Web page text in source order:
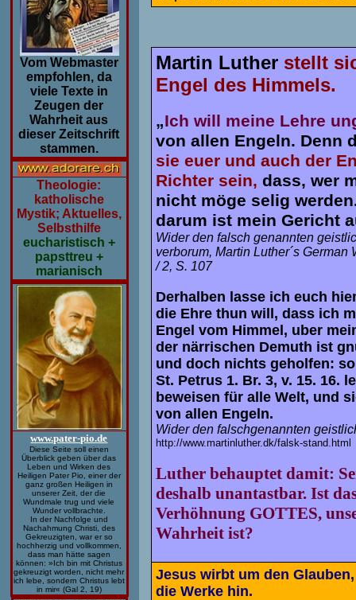
Vom Webmaster
empfohlen, da
viele Texte in
Zeugen der
Wahrheit aus
dieser Zeitschrift
stammen.
Theologie:
katholische
Mystik; Aktuelles,
Selbsthilfe
eucharistisch +
papsttreu +
marianisch
www.pater-pio.de
Diese Seite soll einen
Überblick geben über das
Leben und Wirken des
Heiligen Pater Pio, einer der
ganz großen Heiligen in
unserer Zeit, der die
Wundmale trug und viele
Wunder vollbrachte.
In der Nachfolge und
Nachahmung Christi, des
Gekreuzigten, war er so
hochherzig und vollkommen,
dass man hätte sagen
können: »Ich bin mit Christus
gekreuzigt worden, nicht mehr
ich lebe, sondern Christus lebt
in mir« (Gal 2, 19)
Martin Luther stellt
Engel des Himmels.
„Ich will meine Lehre
von allen Engeln. Denn
sie euer und auch der
Richter sein, dass, wer
nicht möge selig
darum ist mein Gericht
Wider den falsch genannten
verborum, Martin Luther´s
/ 2, S. 107
Derhalben lasse ich euch
die Ehre thun will, dass ich
Engel vom Himmel, uber
der närrischen Demuth ist
und doch nichts geholfen:
St. Petrus 1. Br. 3, v. 15. 16.
beweisen für alle Welt, und
von allen Engeln.
Wider den falschgenannten
http://www.martinluther.dk/falsk-stand.html
Luther behauptet damit:
deshalb unantastbar. Ist
Verhöhnung GOTTES,
Wahrheit ist?
Jesus wirbt um den
die Werke hin.